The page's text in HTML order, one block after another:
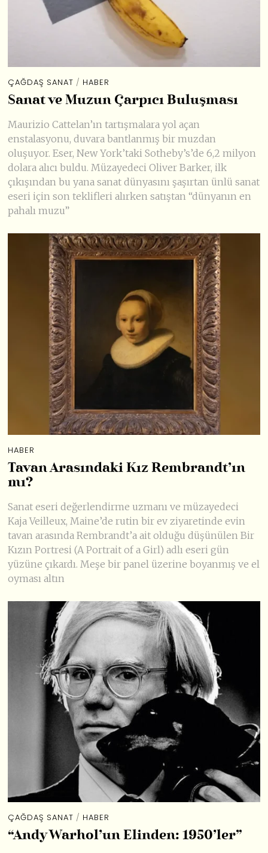
ÇAĞDAŞ SANAT / HABER
Sanat ve Muzun Çarpıcı Buluşması
Maurizio Cattelan’ın tartışmalara yol açan
enstalasyonu, duvara bantlanmış bir muzdan
oluşuyor. Eser, New York’taki Sotheby’s’de 6,2 milyon
dolara alıcı buldu. Müzayedeci Oliver Barker, ilk
çıkışından bu yana sanat dünyasını şaşırtan ünlü sanat
eseri için son teklifleri alırken satıştan “dünyanın en
pahalı muzu”
HABER
Tavan Arasındaki Kız Rembrandt’ın
mı?
Sanat eseri değerlendirme uzmanı ve müzayedeci
Kaja Veilleux, Maine’de rutin bir ev ziyaretinde evin
tavan arasında Rembrandt’a ait olduğu düşünülen Bir
Kızın Portresi (A Portrait of a Girl) adlı eseri gün
yüzüne çıkardı. Meşe bir panel üzerine boyanmış ve el
oyması altın
ÇAĞDAŞ SANAT / HABER
“Andy Warhol’un Elinden: 1950’ler”